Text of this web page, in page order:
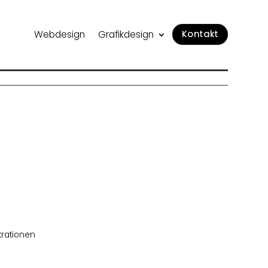
Webdesign Grafikdesign Kontakt